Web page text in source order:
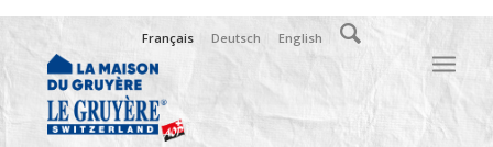
Français Deutsch English